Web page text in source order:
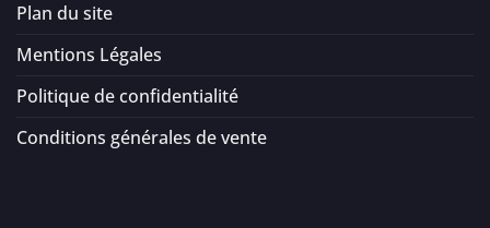
Plan du site
Mentions Légales
Politique de confidentialité
Conditions générales de vente